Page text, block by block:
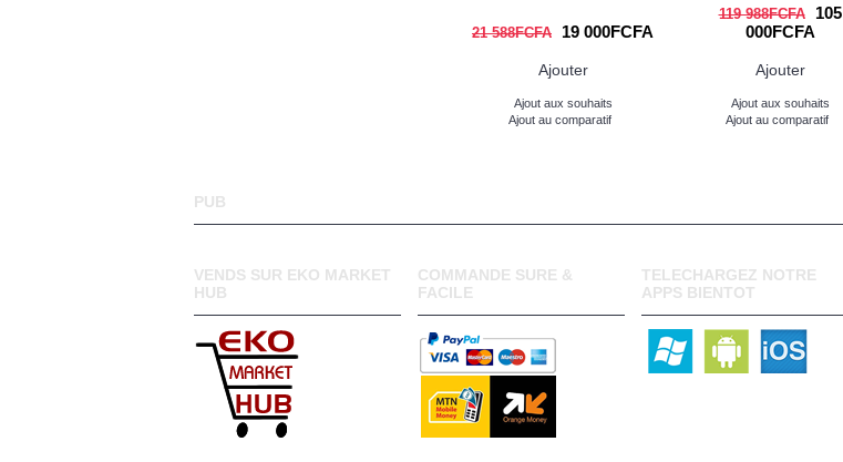
21 588FCFA 19 000FCFA
Ajouter
Ajout aux souhaits
Ajout au comparatif
119 988FCFA
105
000FCFA
Ajouter
Ajout aux souhaits
Ajout au comparatif
PUB
VENDS SUR EKO MARKET
HUB
COMMANDE SURE &
FACILE
TELECHARGEZ NOTRE
APPS BIENTOT